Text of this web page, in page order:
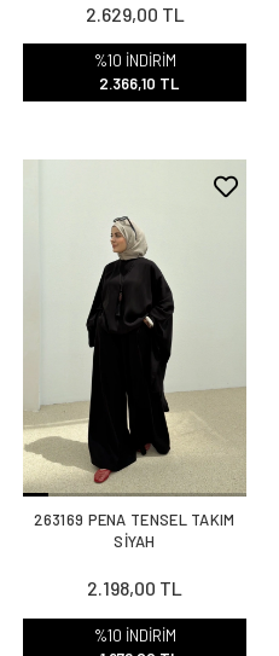
2.629,00 TL
%10 İNDİRİM
2.366,10 TL
263169 PENA TENSEL TAKIM
SİYAH
2.198,00 TL
%10 İNDİRİM